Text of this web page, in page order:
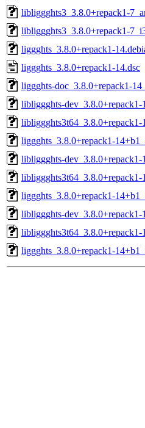
libliggghts3_3.8.0+repack1-
libliggghts3_3.8.0+repack1-
liggghts_3.8.0+repack1-
liggghts_3.8.0+repack1-14.dsc
liggghts-doc_3.8.0+repack1-
libliggghts-dev_3.8.0+repack1-
libliggghts3t64_3.8.0+repack1-
liggghts_3.8.0+repack1-
libliggghts-dev_3.8.0+repack1-
libliggghts3t64_3.8.0+repack1-
liggghts_3.8.0+repack1-
libliggghts-dev_3.8.0+repack1-
libliggghts3t64_3.8.0+repack1-
liggghts_3.8.0+repack1-